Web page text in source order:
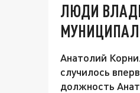
ЛЮДИ
Анатолий
случилось
должность